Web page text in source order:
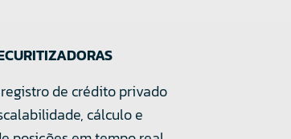
FINANCEIRAS
depósito, liquidação e
de ativos de emissão